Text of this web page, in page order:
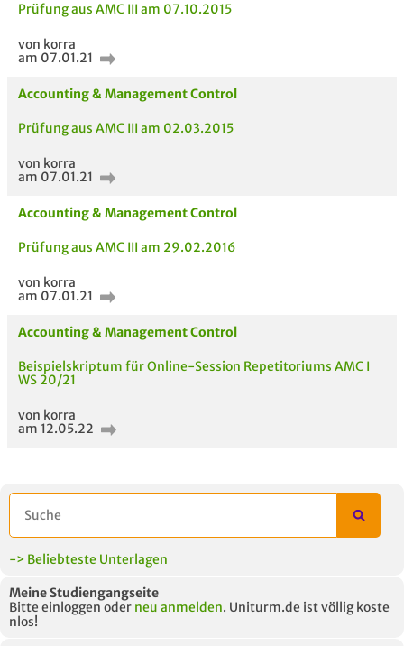
Prüfung aus AMC III am 07.10.2015
von korra
am 07.01.21
Accounting & Management Control
Prüfung aus AMC III am 02.03.2015
von korra
am 07.01.21
Accounting & Management Control
Prüfung aus AMC III am 29.02.2016
von korra
am 07.01.21
Accounting & Management Control
Beispielskriptum für Online-Session Repetitoriums AMC I
WS 20/21
von korra
am 12.05.22
-> Beliebteste Unterlagen
Meine Studiengangseite
Bitte einloggen oder neu anmelden. Uniturm.de ist völlig koste
nlos!